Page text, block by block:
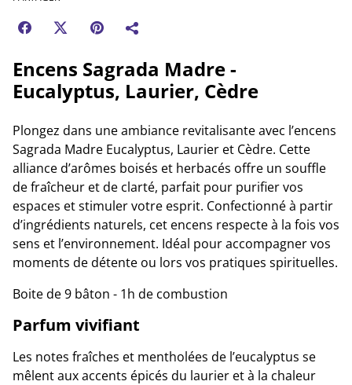
Encens Sagrada Madre -
Eucalyptus, Laurier, Cèdre
Plongez dans une ambiance revitalisante avec l’encens
Sagrada Madre Eucalyptus, Laurier et Cèdre. Cette
alliance d’arômes boisés et herbacés offre un souffle
de fraîcheur et de clarté, parfait pour purifier vos
espaces et stimuler votre esprit. Confectionné à partir
d’ingrédients naturels, cet encens respecte à la fois vos
sens et l’environnement. Idéal pour accompagner vos
moments de détente ou lors vos pratiques spirituelles.
Boite de 9 bâton - 1h de combustion
Parfum vivifiant
Les notes fraîches et mentholées de l’eucalyptus se
mêlent aux accents épicés du laurier et à la chaleur